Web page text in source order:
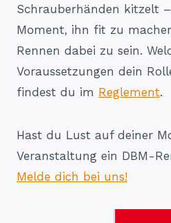
Schrauberhänden kitzelt
Moment, ihn fit zu
Rennen dabei zu sein.
Voraussetzungen dein
findest du im Reglement.
Hast du Lust auf deiner
Veranstaltung ein DBM-
Melde dich bei uns!